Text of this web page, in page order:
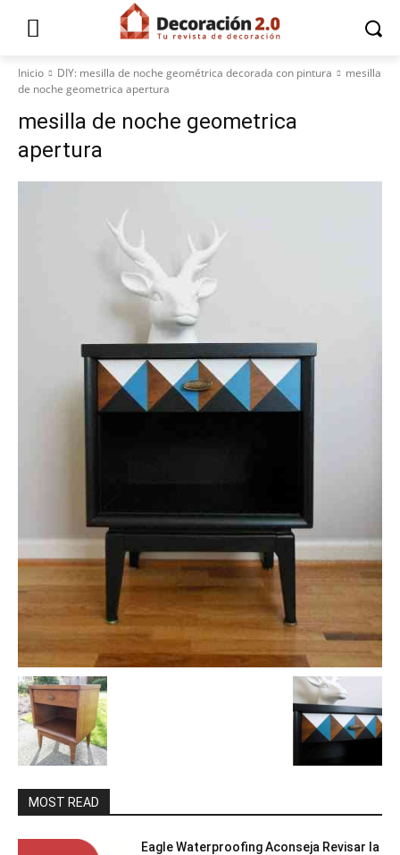
Inicio DIY: mesilla de noche geométrica decorada con pintura
mesilla
de noche geometrica apertura
mesilla de noche geometrica
apertura
MOST READ
Eagle Waterproofing Aconseja Revisar la